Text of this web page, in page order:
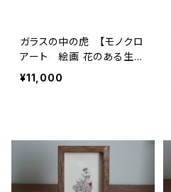
ガラスの中の虎 【モノクロ
アート 絵画 花のある生
活】
¥11,000